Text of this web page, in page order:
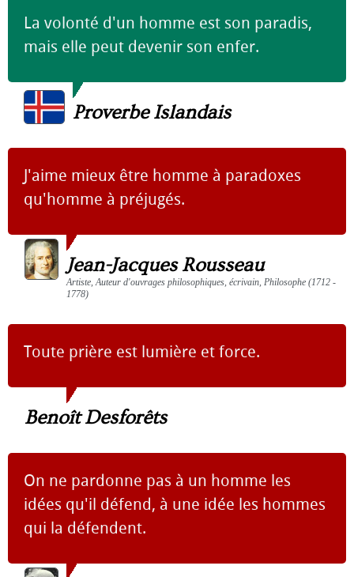
La volonté d'un homme est son paradis,
mais elle peut devenir son enfer.
Proverbe Islandais
J'aime mieux être homme à paradoxes
qu'homme à préjugés.
Jean-Jacques Rousseau
Artiste, Auteur d'ouvrages philosophiques, écrivain, Philosophe (1712 -
1778)
Toute prière est lumière et force.
Benoît Desforêts
On ne pardonne pas à un homme les
idées qu'il défend, à une idée les hommes
qui la défendent.